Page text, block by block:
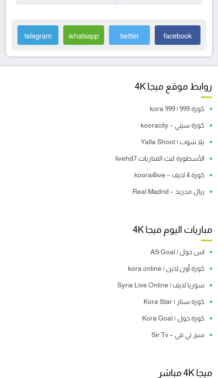
facebook
twitter
whatsapp
telegram
روابط موقع ميجا 4K
كورة 999 | kora 999
كورة سيتي – kooracity
يلا شوت | Yalla Shoot
الأسطورة لبث المباريات livehd7
كورة 4 لايف – koora4live
ريال مدريد – Real Madrid
مباريات اليوم ميجا 4K
اس جول | AS Goal
كورة أون لاين | kora online
سوريا لايف | Syria Live Online
كورة ستار | Kora Star
كورة جول | Kora Goal
سير تي في – Sir Tv
ميجا 4K مباشر